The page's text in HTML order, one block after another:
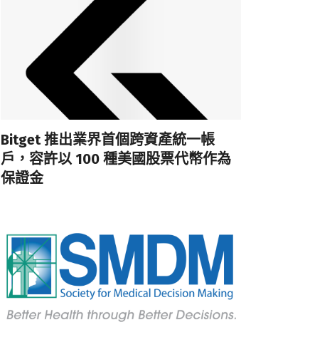
Bitget 推出業界首個跨資產統一帳
戶，容許以 100 種美國股票代幣作為
保證金